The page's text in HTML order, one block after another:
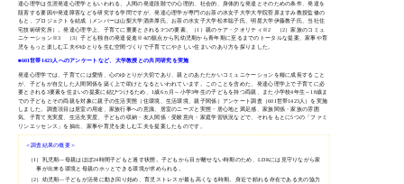
達心理学は生涯発達心理学ともいわれる、人間の発達段階での心理的、社会的、身体的な発達とそのための条件、発達を
阻害する要因や発達障害などを研究する学問ですが、発達心理学が専門のお茶の水女子大学大学院菅原ますみ教授監修の
もと、プロジェクトを結成（メンバーは山梨大学酒井厚氏、お茶の水女子大学松本聡子氏、明星大学伊藤教子氏、当社住
宅技術研究所）。発達心理学上、子育てに重要とされる3つの要素、（1）親のケア・クオリティ※2 （2）家族のコミュ
ニケーション※3 （3）子ども独自の発達促進※4の観点から乳幼児期から青年期に至るまでのトータルな提案、家事や育
児をもっと楽しむ工夫やゆとりを生む空間づくりで子育てにやさしい住まいのあり方を探りました。
■601世帯1423人へのアンケートなど、大学教授との共同研究を実施
発達心理学では、子育てには愛情、心のゆとりが大切であり、親とのあたたかいコミュニケーションを糧に成長すること
が、子どもが自立した人間関係を築く上で助けとなるといわれています。このことを含めた、発達心理学上で子育てに必
要とされる3要素を住まいの提案に結びつけるため、1歳6ヵ月～小学3年生の子どもを持つ両親、また小学校4年生～18歳ま
での子どもとその両親を対象に親子の生活実態（住環境、生活環境、親子関係）アンケート調査（601世帯1423人）を実施
しました。調査項目は居室の用途、家族行事への意識、居室のニーズと実態・居心地と満足感、家族関係・家族の雰囲
気、子育て充実度、生活充実度、子どもの収納・友人関係・受験意向・家庭学習状況などで、それをもとに5つの「ファミ
リンエッセンス」を抽出、家事や育児を楽しむ工夫を提案したものです。
＜調査結果の概要＞
（1） 乳児期—母親はほぼ24時間子どもと過す状態。子どもから目が離せない時期のため、LDKには見守りながら家
事が出来る環境と母親のホッとできる環境が求められる。
（2） 幼児期—子どもが活発に動き回り始め、育児ストレスが最も高くなる時期。身近で頼れる存在である夫の協力